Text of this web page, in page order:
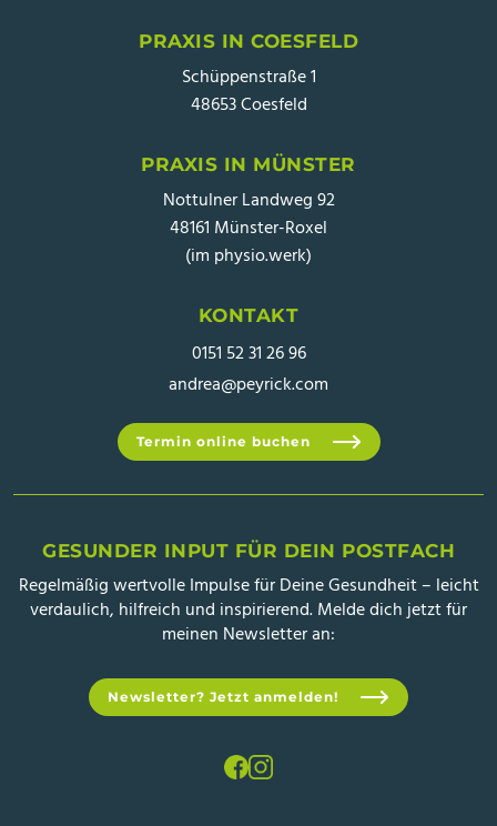
PRAXIS IN COESFELD
Schüppenstraße 1
48653 Coesfeld
PRAXIS IN MÜNSTER
Nottulner Landweg 92
48161 Münster-Roxel
(im physio.werk)
KONTAKT
0151 52 31 26 96
andrea@peyrick.com
Termin online buchen
GESUNDER INPUT FÜR DEIN POSTFACH
Regelmäßig wertvolle Impulse für Deine Gesundheit – leicht
verdaulich, hilfreich und inspirierend. Melde dich jetzt für
meinen Newsletter an:
Newsletter? Jetzt anmelden!